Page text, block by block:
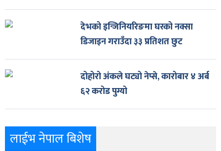
देभको इन्जिनियरिङमा घरको नक्सा
डिजाइन गराउँदा ३३ प्रतिशत छुट
दोहोरो अंकले घट्यो नेप्से, कारोबार ४ अर्ब
६२ करोड पुग्यो
लाईभ नेपाल बिशेष